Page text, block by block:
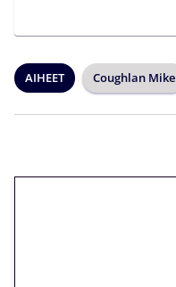
AIHEET Coughlan Mike